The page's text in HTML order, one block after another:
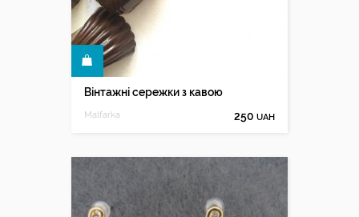
Вінтажні сережки з кавою
Malfarka 250 UAH